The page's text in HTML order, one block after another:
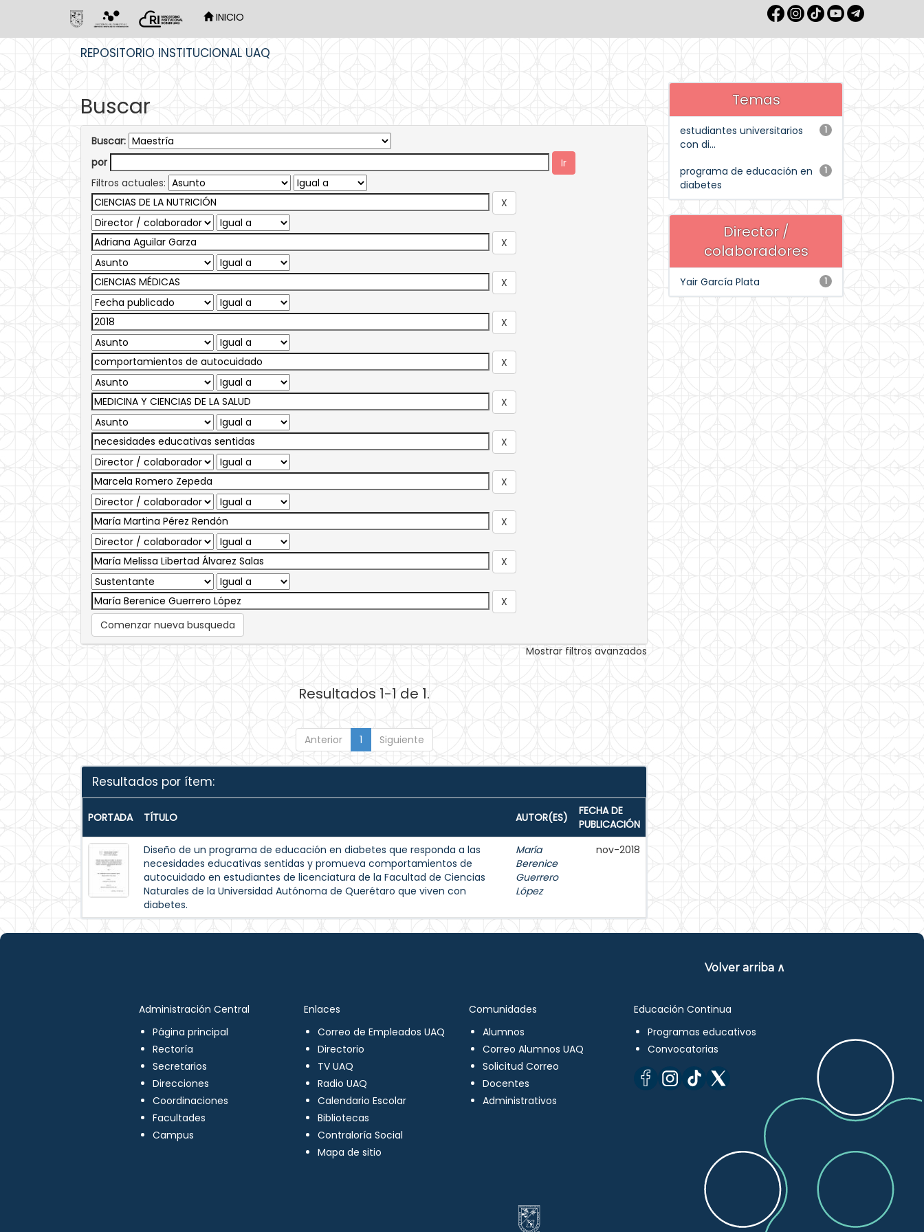
INICIO
REPOSITORIO INSTITUCIONAL UAQ
Buscar
Buscar:
por
Filtros actuales:
Comenzar nueva busqueda
Mostrar filtros avanzados
Resultados 1-1 de 1.
Anterior 1 Siguiente
Resultados por ítem:
PORTADA TÍTULO AUTOR(ES)
FECHA DE
PUBLICACIÓN
Diseño de un programa de educación en diabetes que responda a las
necesidades educativas sentidas y promueva comportamientos de
autocuidado en estudiantes de licenciatura de la Facultad de Ciencias
Naturales de la Universidad Autónoma de Querétaro que viven con
diabetes.
María
Berenice
Guerrero
López
nov-2018
Temas
1
estudiantes universitarios
con di...
1
programa de educación en
diabetes
Director /
colaboradores
1
Yair García Plata
Volver arriba ∧
Administración Central
Página principal
Rectoría
Secretarios
Direcciones
Coordinaciones
Facultades
Campus
Enlaces
Correo de Empleados UAQ
Directorio
TV UAQ
Radio UAQ
Calendario Escolar
Bibliotecas
Contraloría Social
Mapa de sitio
Comunidades
Alumnos
Correo Alumnos UAQ
Solicitud Correo
Docentes
Administrativos
Educación Continua
Programas educativos
Convocatorias